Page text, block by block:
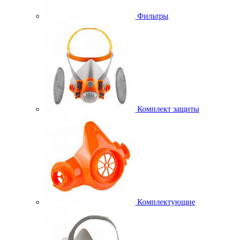
Фильтры
Комплект защиты
Комплектующие